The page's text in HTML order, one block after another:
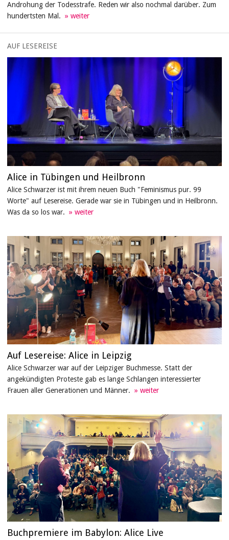
Androhung der Todesstrafe. Reden wir also nochmal darüber. Zum
hundertsten Mal.
AUF LESEREISE
Alice in Tübingen und Heilbronn
Alice Schwarzer ist mit ihrem neuen Buch "Feminismus pur. 99
Worte" auf Lesereise. Gerade war sie in Tübingen und in Heilbronn.
Was da so los war.
Auf Lesereise: Alice in Leipzig
Alice Schwarzer war auf der Leipziger Buchmesse. Statt der
angekündigten Proteste gab es lange Schlangen interessierter
Frauen aller Generationen und Männer.
Buchpremiere im Babylon: Alice Live